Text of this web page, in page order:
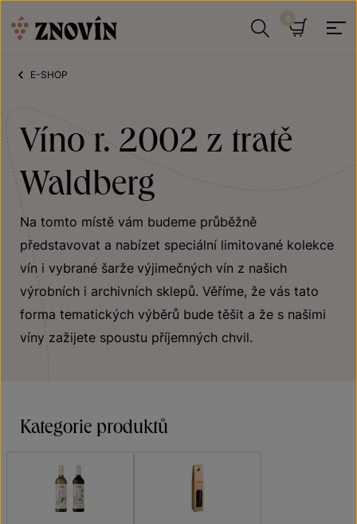
E-SHOP
Víno r. 2002 z tratě
Waldberg
Na tomto místě vám budeme průběžně
představovat a nabízet speciální limitované kolekce
vín i vybrané šarže výjimečných vín z našich
výrobních i archivních sklepů. Věříme, že vás tato
forma tematických výběrů bude těšit a že s našimi
víny zažijete spoustu příjemných chvil.
Kategorie produktů